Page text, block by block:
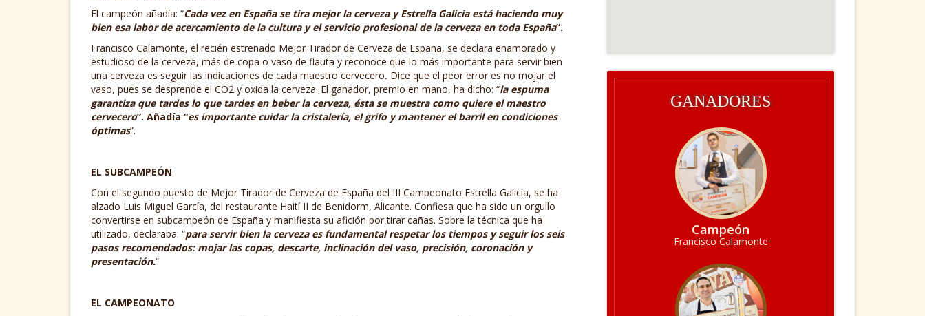
El campeón añadía: “Cada vez en España se tira mejor la cerveza y Estrella Galicia está haciendo muy
bien esa labor de acercamiento de la cultura y el servicio profesional de la cerveza en toda España”.
Francisco Calamonte, el recién estrenado Mejor Tirador de Cerveza de España, se declara enamorado y
estudioso de la cerveza, más de copa o vaso de flauta y reconoce que lo más importante para servir bien
una cerveza es seguir las indicaciones de cada maestro cervecero. Dice que el peor error es no mojar el
vaso, pues se desprende el CO2 y oxida la cerveza. El ganador, premio en mano, ha dicho: “la espuma
garantiza que tardes lo que tardes en beber la cerveza, ésta se muestra como quiere el maestro
cervecero”. Añadía “es importante cuidar la cristalería, el grifo y mantener el barril en condiciones
óptimas”.
EL SUBCAMPEÓN
Con el segundo puesto de Mejor Tirador de Cerveza de España del III Campeonato Estrella Galicia, se ha
alzado Luis Miguel García, del restaurante Haití II de Benidorm, Alicante. Confiesa que ha sido un orgullo
convertirse en subcampeón de España y manifiesta su afición por tirar cañas. Sobre la técnica que ha
utilizado, declaraba: “para servir bien la cerveza es fundamental respetar los tiempos y seguir los seis
pasos recomendados: mojar las copas, descarte, inclinación del vaso, precisión, coronación y
presentación.”
EL CAMPEONATO
GANADORES
Campeón
Francisco Calamonte